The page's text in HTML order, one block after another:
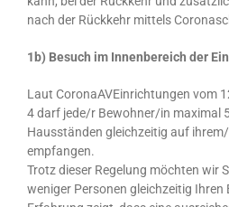
nach der Rückkehr mittels
1b) Besuch im Innenbereich der
Laut CoronaAVEinrichtungen vom
4 darf jede/r Bewohner/in maximal
Hausständen gleichzeitig auf
empfangen.
Trotz dieser Regelung möchten wir
weniger Personen gleichzeitig